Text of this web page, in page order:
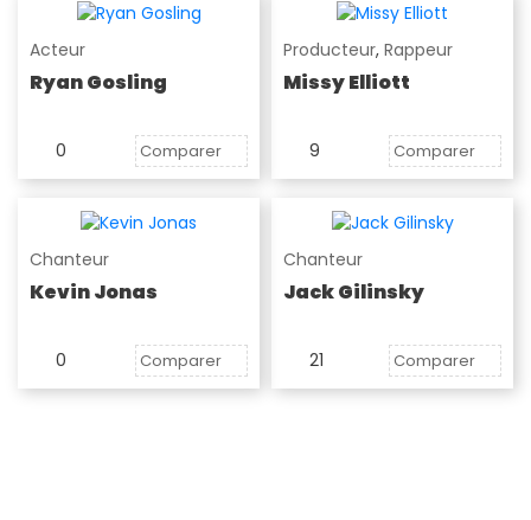
Acteur
Ryan Gosling
0 Comparer
Producteur, Rappeur
Missy Elliott
9 Comparer
Chanteur
Kevin Jonas
0 Comparer
Chanteur
Jack Gilinsky
21 Comparer